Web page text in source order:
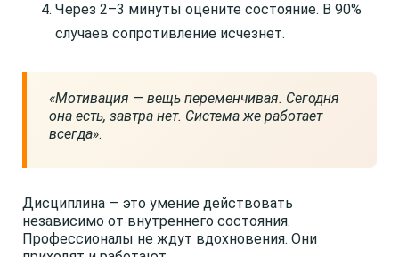
Через 2–3 минуты оцените состояние. В 90%
случаев сопротивление исчезнет.
«Мотивация — вещь переменчивая. Сегодня
она есть, завтра нет. Система же работает
всегда».
Дисциплина — это умение действовать
независимо от внутреннего состояния.
Профессионалы не ждут вдохновения. Они